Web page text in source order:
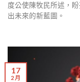
度公使陳牧民所述，
出未來的新藍圖。
17
2 月